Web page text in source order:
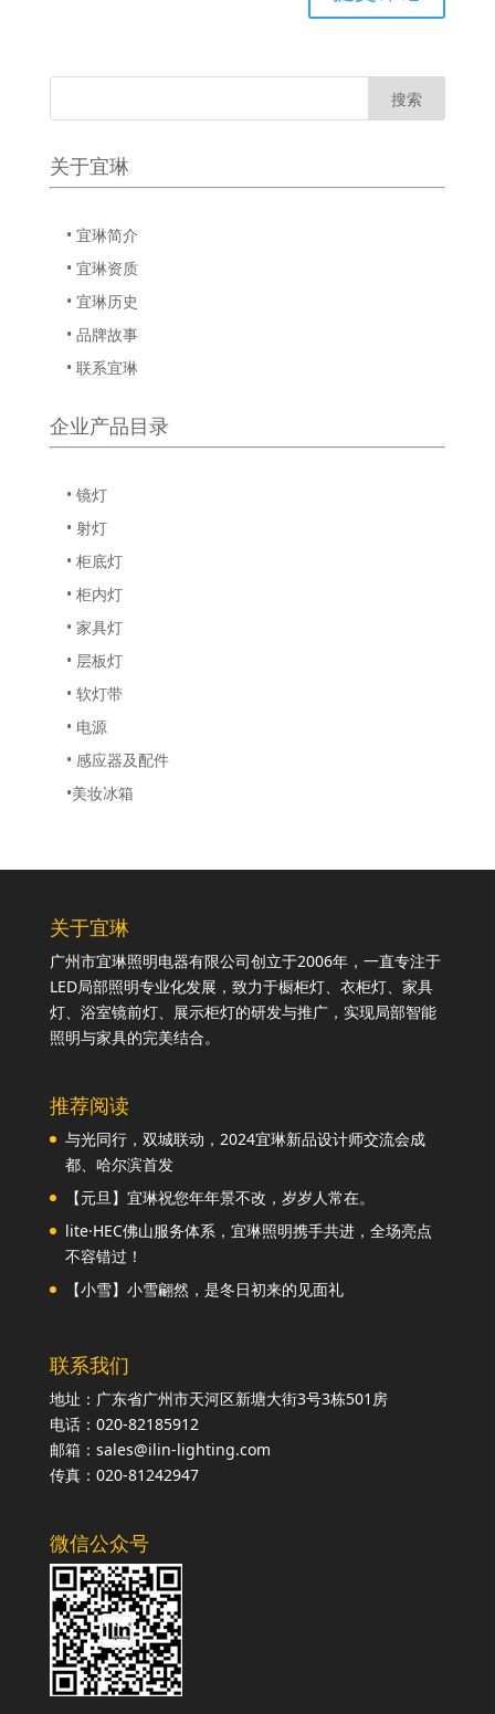
关于宜琳
• 宜琳简介
• 宜琳资质
• 宜琳历史
• 品牌故事
• 联系宜琳
企业产品目录
• 镜灯
• 射灯
• 柜底灯
• 柜内灯
• 家具灯
• 层板灯
• 软灯带
• 电源
• 感应器及配件
•美妆冰箱
关于宜琳
广州市宜琳照明电器有限公司创立于2006年，一直专注于
LED局部照明专业化发展，致力于橱柜灯、衣柜灯、家具
灯、浴室镜前灯、展示柜灯的研发与推广，实现局部智能
照明与家具的完美结合。
推荐阅读
与光同行，双城联动，2024宜琳新品设计师交流会成
都、哈尔滨首发
【元旦】宜琳祝您年年景不改，岁岁人常在。
lite·HEC佛山服务体系，宜琳照明携手共进，全场亮点
不容错过！
【小雪】小雪翩然，是冬日初来的见面礼
联系我们
地址：广东省广州市天河区新塘大街3号3栋501房
电话：020-82185912
邮箱：sales@ilin-lighting.com
传真：020-81242947
微信公众号